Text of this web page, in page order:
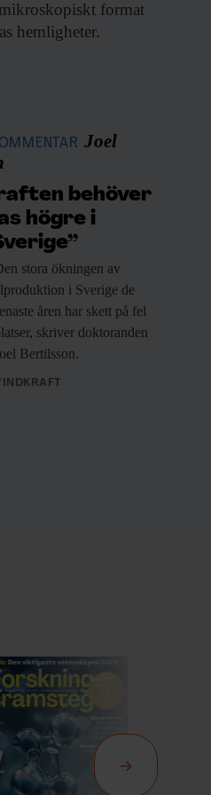
format
hemligheter.
Joel
behöver
högre i
stora ökningen av
i Sverige de
åren har skett på fel
skriver doktoranden
Bertilsson.